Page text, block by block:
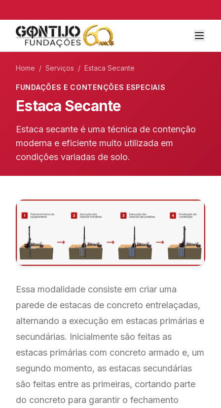
Home / Serviços / Estaca Secante
FUNDAÇÕES E CONTENÇÕES ESPECIAIS
Estaca Secante
Estaca secante é uma técnica de contenção
moderna e eficiente muito utilizada em
condições variadas de solo.
Essa modalidade consiste em criar uma
parede de estacas de concreto entrelaçadas,
alternando a execução em estacas primárias e
secundárias. Inicialmente são feitas as
estacas primárias com concreto armado e, um
segundo momento, as estacas secundárias
são feitas entre as primeiras, cortando parte
do concreto para garantir o fechamento